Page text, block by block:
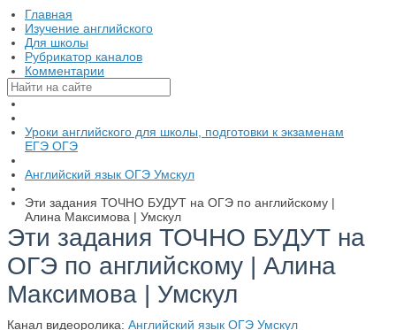
Главная
Изучение английского
Для школы
Рубрикатор каналов
Комментарии
Уроки английского для школы, подготовки к экзаменам
ЕГЭ ОГЭ
Английский язык ОГЭ Умскул
Эти задания ТОЧНО БУДУТ на ОГЭ по английскому |
Алина Максимова | Умскул
Эти задания ТОЧНО БУДУТ на
ОГЭ по английскому | Алина
Максимова | Умскул
Канал видеоролика: Английский язык ОГЭ Умскул